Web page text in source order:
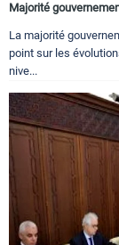
Majorité
La majorité
point sur les
nive...